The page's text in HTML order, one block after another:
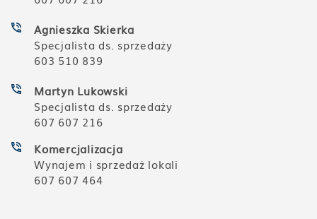
Agnieszka Skierka
Specjalista ds. sprzedaży
603 510 839
Martyn Lukowski
Specjalista ds. sprzedaży
607 607 216
Komercjalizacja
Wynajem i sprzedaż lokali
607 607 464